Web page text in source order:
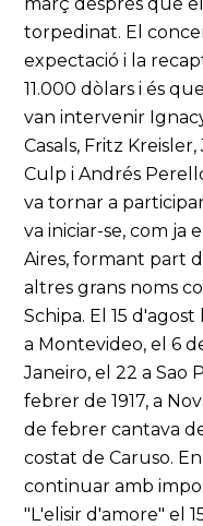
torpedinat. El
expectació i la
11.000 dòlars i és
van intervenir
Casals, Fritz
Culp i Andrés
va tornar a
va iniciar-se, com ja
Aires, formant part
altres grans noms
Schipa. El 15
a Montevideo, el 6
Janeiro, el 22 a Sao
febrer de 1917, a
de febrer cantava
costat de Caruso.
continuar amb
"L'elisir d'amore" el